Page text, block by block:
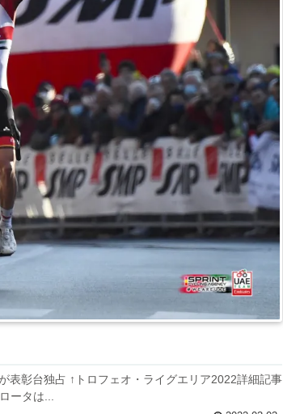
彰台独占 ↑トロフェオ・ライグエリア2022詳細記事
ータは...